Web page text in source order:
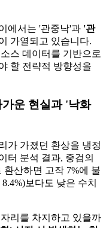
에서는 '관중낙'과 '관
가열되고 있습니다.
스 데이터를 기반으로
할 전략적 방향성을
운 현실과 '낙화
가 가졌던 환상을 냉정
터 분석 결과, 중검의
환산하면 고작 7%에 불
보다도 낮은 수치
리를 차지하고 있을까